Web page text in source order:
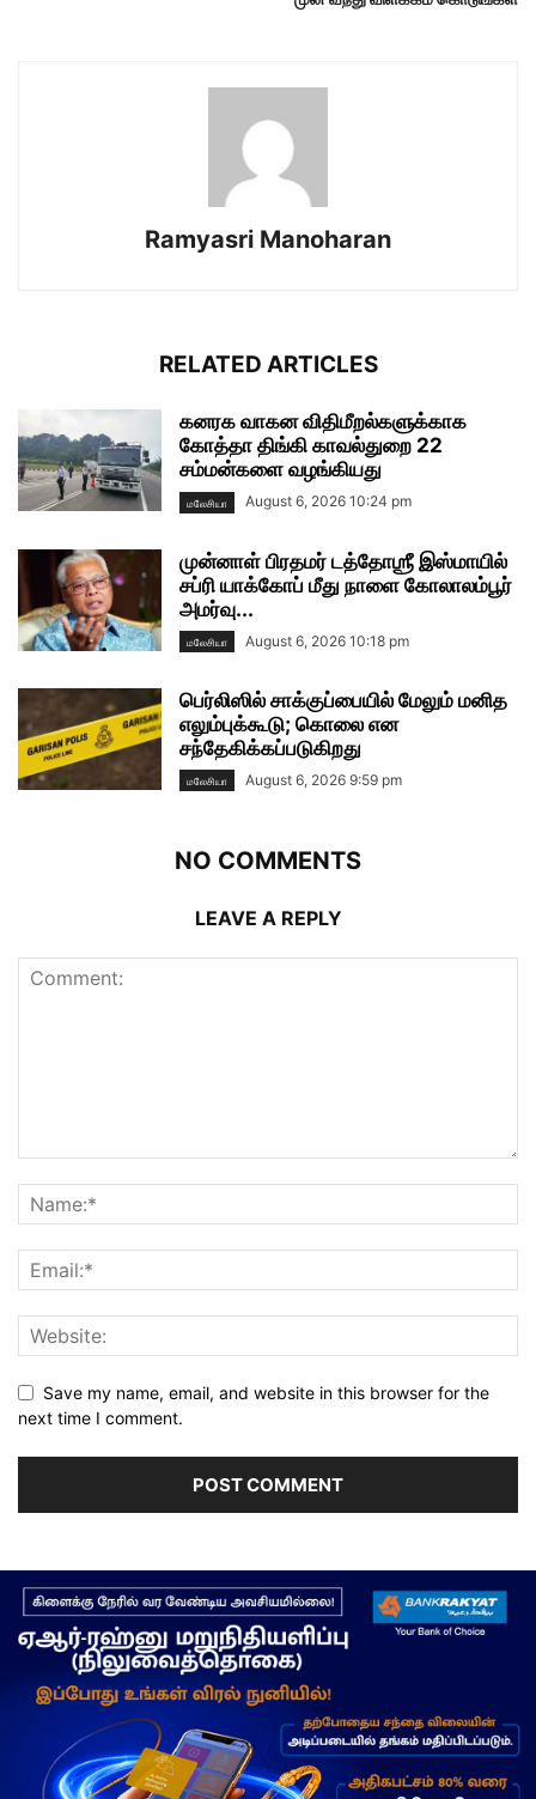
Ramyasri Manoharan
RELATED ARTICLES
கனரக வாகன விதிமீறல்களுக்காக
கோத்தா திங்கி காவல்துறை 22
சம்மன்களை வழங்கியது
மலேசியா August 6, 2026 10:24 pm
முன்னாள் பிரதமர் டத்தோஶ்ரீ இஸ்மாயில்
சப்ரி யாக்கோப் மீது நாளை கோலாலம்பூர்
அமர்வு...
மலேசியா August 6, 2026 10:18 pm
பெர்லிஸில் சாக்குப்பையில் மேலும் மனித
எலும்புக்கூடு; கொலை என
சந்தேகிக்கப்படுகிறது
மலேசியா August 6, 2026 9:59 pm
NO COMMENTS
LEAVE A REPLY
Save my name, email, and website in this browser for the
next time I comment.